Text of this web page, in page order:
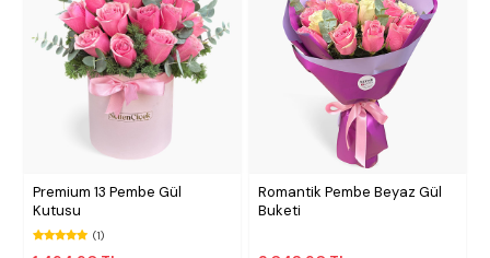
Premium 13 Pembe Gül
Kutusu
(1)
Romantik Pembe Beyaz Gül
Buketi